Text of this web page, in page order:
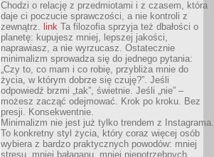
Chodzi o relację z przedmiotami i z czasem, która
daje ci poczucie sprawczości, a nie kontroli z
zewnątrz. link Ta filozofia sprzyja też dbałości o
planetę: kupujesz mniej, lepszej jakości,
naprawiasz, a nie wyrzucasz. Ostatecznie
minimalizm sprowadza się do jednego pytania:
„Czy to, co mam i co robię, przybliża mnie do
życia, w którym dobrze się czuję?”. Jeśli
odpowiedź brzmi „tak”, świetnie. Jeśli „nie” –
możesz zacząć odejmować. Krok po kroku. Bez
presji. Konsekwentnie.
Minimalizm nie jest już tylko trendem z Instagrama.
To konkretny styl życia, który coraz więcej osób
wybiera z bardzo praktycznych powodów: mniej
stresu, mniej bałaganu, mniej niepotrzebnych